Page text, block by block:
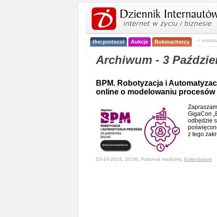
the:protocol Aukcje Bukmacherzy <
Archiwum - 3
BPM. Robotyzacja i
online o modelowaniu
GigaCon
odbędzie
z tego
03-10-2024, 20:06, Patronat medialny, Kalendarium